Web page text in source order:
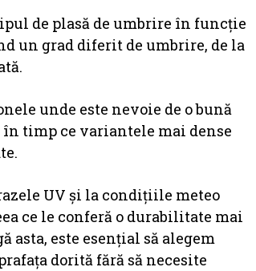
de plasă de umbrire în funcție
un grad diferit de umbrire, de la
unde este nevoie de o bună
timp ce variantele mai dense
UV și la condițiile meteo
ce le conferă o durabilitate mai
asta, este esențial să alegem
dorită fără să necesite